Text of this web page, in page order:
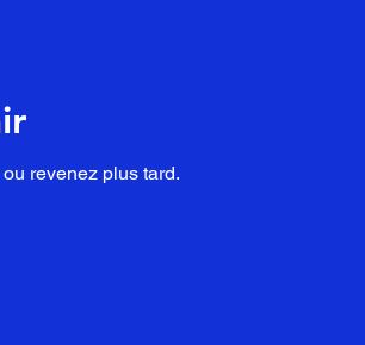
revenez plus tard.